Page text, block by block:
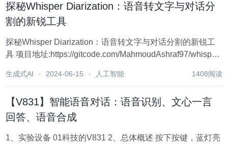
探秘Whisper Diarization：语音转文字与对话分
割的新锐工具
探秘Whisper Diarization：语音转文字与对话分割的新锐工
具 项目地址:https://gitcode.com/MahmoudAshraf97/whisper-
生成式AI 2024-06-15 人工智能 1408阅读
【V831】智能语音对话：语音识别、文心一言
回答、语音合成
1、实验设备 01科技的V831 2、总体概述 按下按键，蓝灯亮